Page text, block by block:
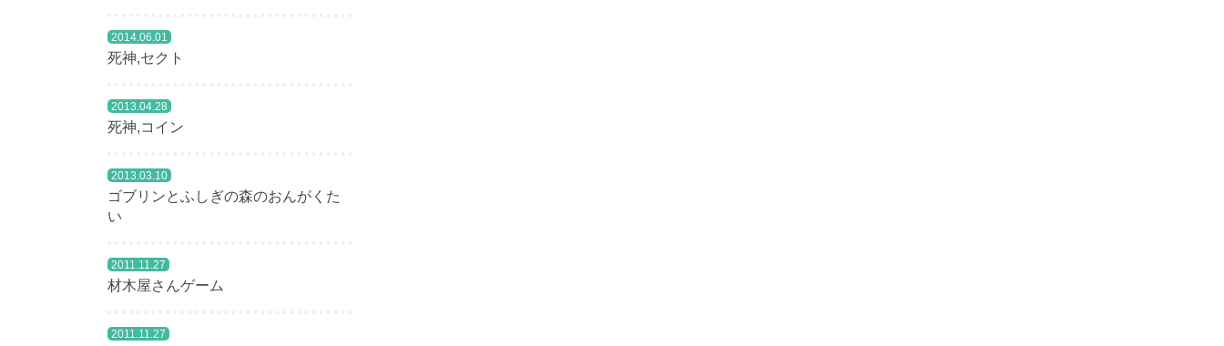
2014.06.01
死神,セクト
2013.04.28
死神,コイン
2013.03.10
ゴブリンとふしぎの森のおんがくた
い
2011.11.27
材木屋さんゲーム
2011.11.27